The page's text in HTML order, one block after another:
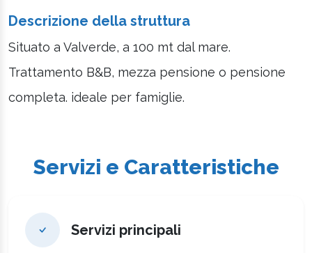
Descrizione della struttura
Situato a Valverde, a 100 mt dal mare.
Trattamento B&B, mezza pensione o pensione
completa. ideale per famiglie.
Servizi e Caratteristiche
Servizi principali